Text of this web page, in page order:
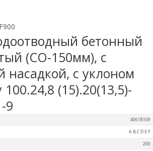
40618109
200
A B C D E F
бетонный
(СО-150мм), с
насадкой, с уклоном
100.24,8 (15).20(13,5)-
9